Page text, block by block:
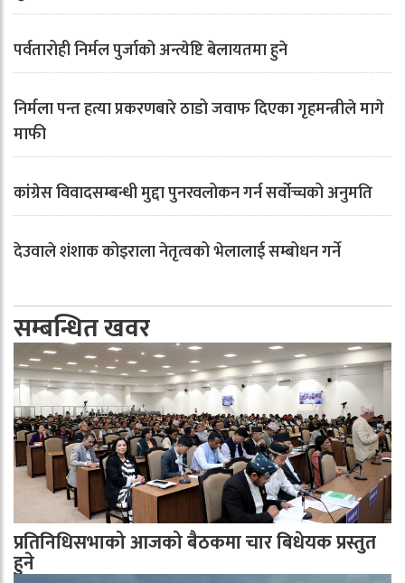
पर्वतारोही निर्मल पुर्जाको अन्त्येष्टि बेलायतमा हुने
निर्मला पन्त हत्या प्रकरणबारे ठाडो जवाफ दिएका गृहमन्त्रीले मागे
माफी
कांग्रेस विवादसम्बन्धी मुद्दा पुनरवलोकन गर्न सर्वोच्चको अनुमति
देउवाले शंशाक कोइराला नेतृत्वको भेलालाई सम्बोधन गर्ने
सम्बन्धित खवर
प्रतिनिधिसभाको आजको बैठकमा चार बिधेयक प्रस्तुत
हुने